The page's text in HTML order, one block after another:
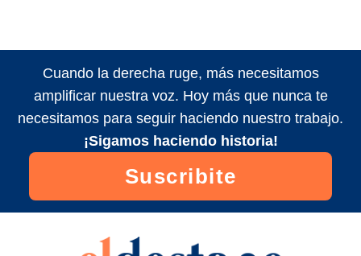
Cuando la derecha ruge, más necesitamos
amplificar nuestra voz. Hoy más que nunca te
necesitamos para seguir haciendo nuestro trabajo.
¡Sigamos haciendo historia!
Suscribite